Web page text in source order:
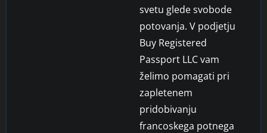
svetu glede svobode
potovanja. V podjetju
Buy Registered
Passport LLC vam
želimo pomagati pri
zapletenem
pridobivanju
francoskega potnega